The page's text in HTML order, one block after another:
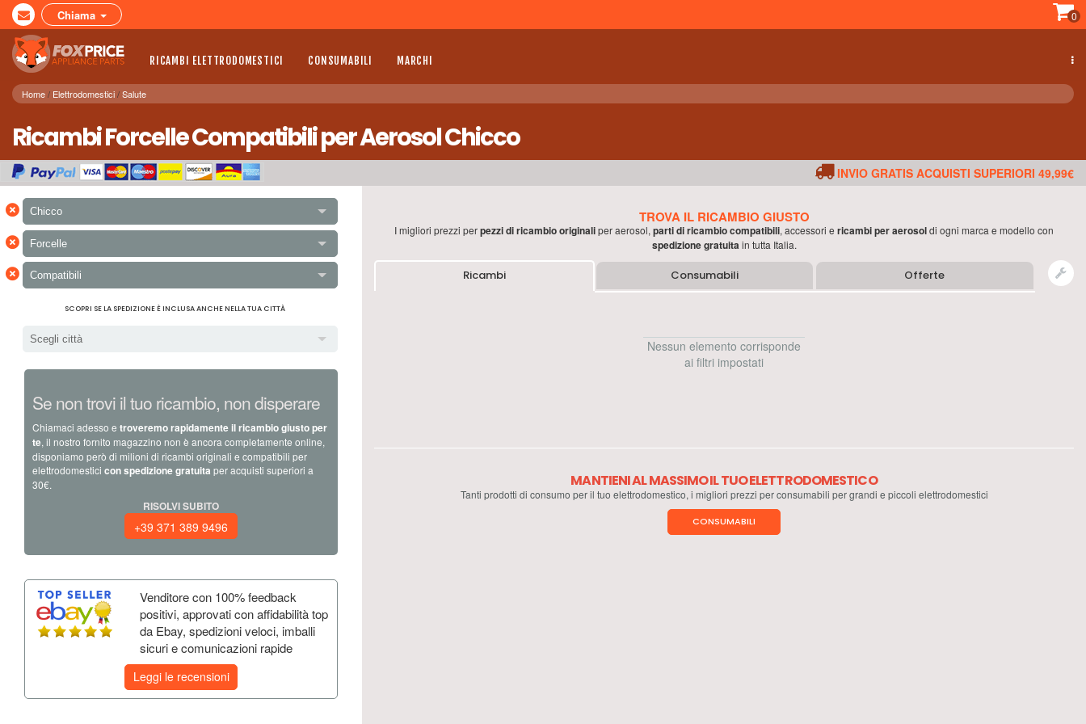
Chiama 0
RICAMBI ELETTRODOMESTICI CONSUMABILI MARCHI
Home Elettrodomestici Salute
Ricambi Forcelle Compatibili per Aerosol Chicco
INVIO GRATIS ACQUISTI SUPERIORI 49,99€
× Chicco
× Forcelle
× Compatibili
SCOPRI SE LA SPEDIZIONE È INCLUSA ANCHE NELLA TUA CITTÀ
Scegli città
Se non trovi il tuo ricambio, non disperare
Chiamaci adesso e troveremo rapidamente il ricambio giusto per
te, il nostro fornito magazzino non è ancora completamente online,
disponiamo però di milioni di ricambi originali e compatibili per
elettrodomestici con spedizione gratuita per acquisti superiori a
30€.
RISOLVI SUBITO
+39 371 389 9496
Venditore con 100% feedback
positivi, approvati con affidabilità top
da Ebay, spedizioni veloci, imballi
sicuri e comunicazioni rapide
Leggi le recensioni
TROVA IL RICAMBIO GIUSTO
I migliori prezzi perpezzi di ricambio originaliperaerosol, parti di ricambio compatibili, accessori e ricambi peraerosoldi ogni marca e modello con
spedizione gratuita in tutta Italia.
Ricambi Consumabili Offerte
Nessun elemento corrisponde
ai filtri impostati
MANTIENI AL MASSIMO IL TUO ELETTRODOMESTICO
Tanti prodotti di consumo per il tuo elettrodomestico, i migliori prezzi per consumabili per grandi e piccoli elettrodomestici
CONSUMABILI